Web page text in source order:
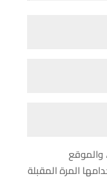
والموقع
المرة المقبلة